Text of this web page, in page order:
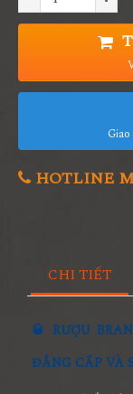
HOTLINE
CHI TIẾT
🥃 RƯỢU
ĐẲNG CẤP VÀ